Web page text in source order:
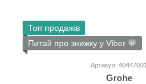
Топ продажів
Питай про знижку у Viber 💬
Артикул: 40447001
Grohe